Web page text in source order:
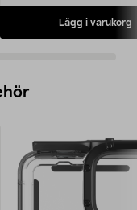
Lägg i varukorg